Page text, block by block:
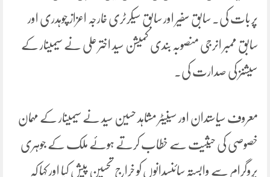
پر بات کی۔ سابق سفیر اور سابق سیکرٹری خارجہ اعزاز چوہدری اور
سابق ممبر انرجی منصوبہ بندی کمیشن سید اختر علی نے سیمینار کے
سیشنز کی صدارت کی۔
معروف سیاستدان اور سینیٹر مشاہد حسین سید نے سیمینار کے مہمان
خصوصی کی حیثیت سے خطاب کرتے ہوئے ملک کے جوہری
پروگرام سے وابستہ سائنسدانوں کو خراج تحسین پیش کیا اور کہا کہ